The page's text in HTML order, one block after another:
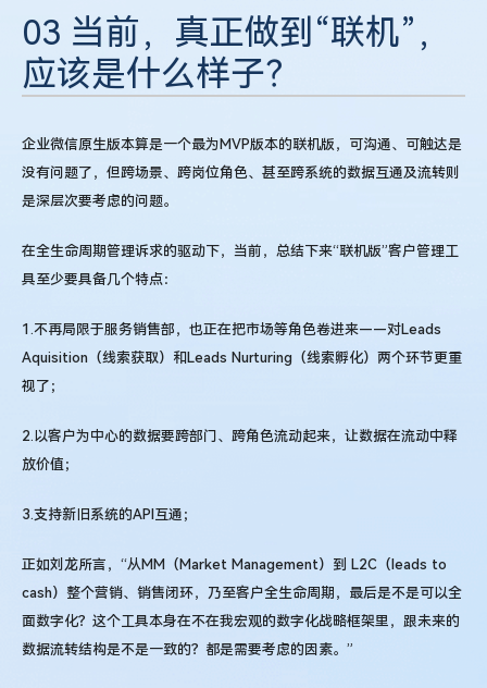
03 当前，真正做到“联机”，
应该是什么样子？
企业微信原生版本算是一个最为MVP版本的联机版，可沟通、可触达是
没有问题了，但跨场景、跨岗位角色、甚至跨系统的数据互通及流转则
是深层次要考虑的问题。
在全生命周期管理诉求的驱动下，当前，总结下来“联机版”客户管理工
具至少要具备几个特点：
1.不再局限于服务销售部，也正在把市场等角色卷进来——对Leads
Aquisition（线索获取）和Leads Nurturing（线索孵化）两个环节更重
视了；
2.以客户为中心的数据要跨部门、跨角色流动起来，让数据在流动中释
放价值；
3.支持新旧系统的API互通；
正如刘龙所言，“从MM（Market Management）到 L2C（leads to
cash）整个营销、销售闭环，乃至客户全生命周期，最后是不是可以全
面数字化？这个工具本身在不在我宏观的数字化战略框架里，跟未来的
数据流转结构是不是一致的？都是需要考虑的因素。”